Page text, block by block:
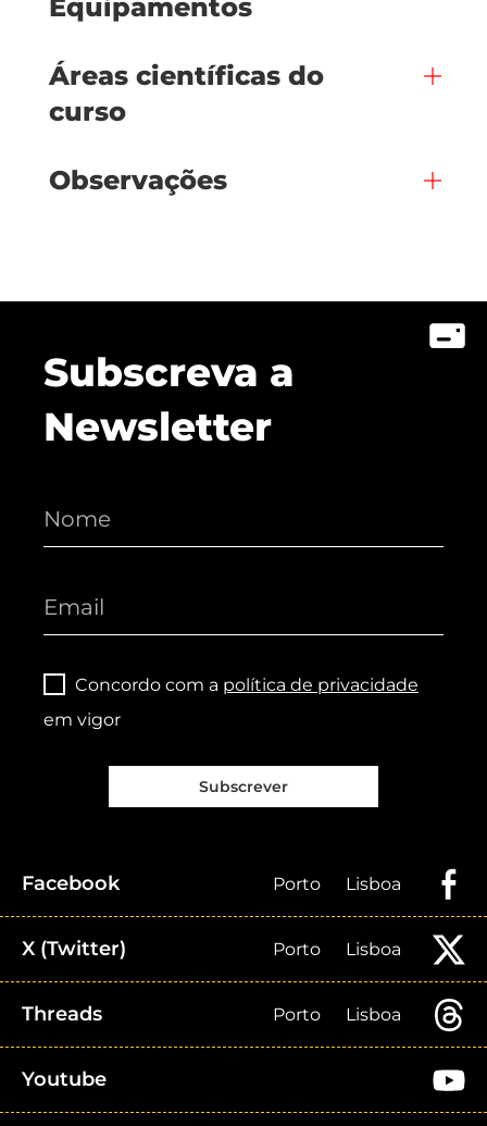
Equipamentos
Áreas científicas do
curso
Observações
Subscreva a
Newsletter
Concordo com a política de privacidade
em vigor
Subscrever
Facebook Porto Lisboa
X (Twitter) Porto Lisboa
Threads Porto Lisboa
Youtube